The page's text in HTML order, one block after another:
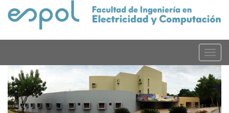
contenido
Toggle